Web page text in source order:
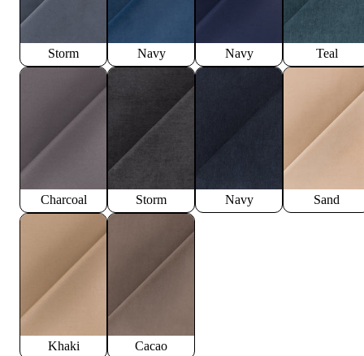
Storm Navy Navy Teal
Charcoal Storm Navy Sand
Khaki
Cacao